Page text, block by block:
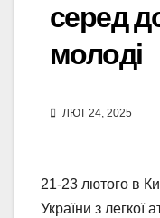
серед
молоді
ЛЮТ 24, 2025
21-23 лютого в
України з легкої